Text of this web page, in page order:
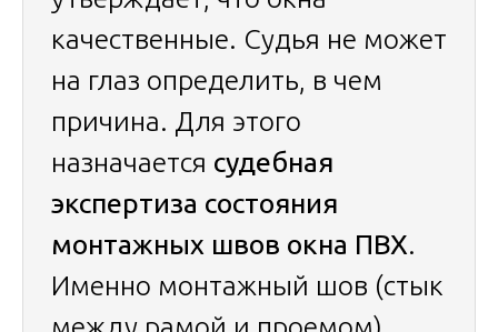
качественные. Судья не может
на глаз определить, в чем
причина. Для этого
назначается судебная
экспертиза состояния
монтажных швов окна ПВХ.
Именно монтажный шов (стык